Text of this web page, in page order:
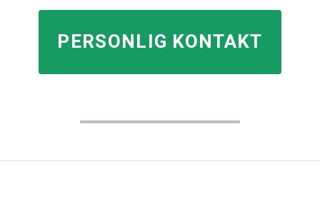
PERSONLIG KONTAKT